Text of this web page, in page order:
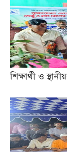
শিক্ষার্থী ও